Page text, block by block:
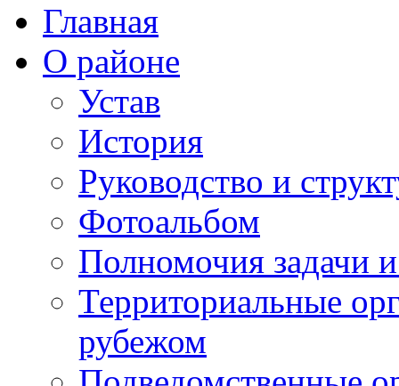
Главная
О районе
Устав
История
Руководство и
Фотоальбом
Полномочия задачи
Территориальные
рубежом